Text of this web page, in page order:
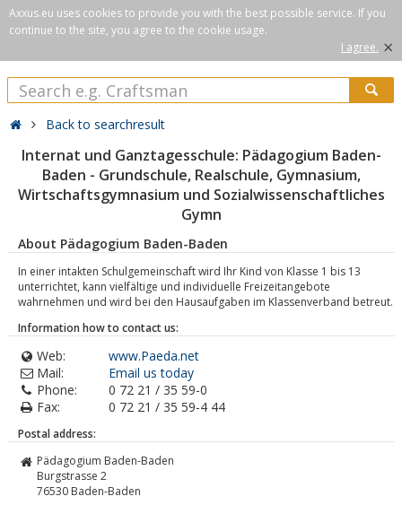
Axxus.eu uses cookies to provide you with the best possible service. If you
continue to the site, you agree to the cookie usage.
I agree. ×
Back to searchresult
Internat und Ganztagesschule: Pädagogium Baden-
Baden - Grundschule, Realschule, Gymnasium,
Wirtschaftsgymnasium und Sozialwissenschaftliches
Gymn
About Pädagogium Baden-Baden
In einer intakten Schulgemeinschaft wird Ihr Kind von Klasse 1 bis 13
unterrichtet, kann vielfältige und individuelle Freizeitangebote
wahrnehmen und wird bei den Hausaufgaben im Klassenverband betreut.
Information how to contact us:
Web:
www.Paeda.net
Mail:
Email us today
Phone:
0 72 21 / 35 59-0
Fax:
0 72 21 / 35 59-4 44
Postal address:
Pädagogium Baden-Baden
Burgstrasse 2
76530 Baden-Baden